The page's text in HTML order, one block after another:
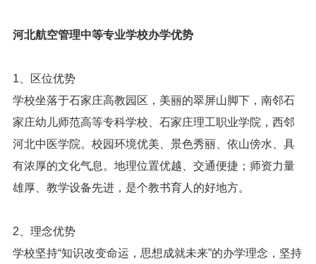
河北航空管理中等专业学校办学优势
1、区位优势
学校坐落于石家庄高教园区，美丽的翠屏山脚下，南邻石
家庄幼儿师范高等专科学校、石家庄理工职业学院，西邻
河北中医学院。校园环境优美、景色秀丽、依山傍水、具
有浓厚的文化气息。地理位置优越、交通便捷；师资力量
雄厚、教学设备先进，是个教书育人的好地方。
2、理念优势
学校坚持“知识改变命运，思想成就未来”的办学理念，坚持